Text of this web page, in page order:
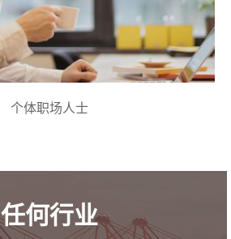
个体职场人士
任何行业